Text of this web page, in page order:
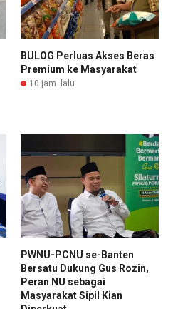
BULOG Perluas Akses Beras
Premium ke Masyarakat
10 jam lalu
PWNU-PCNU se-Banten
Bersatu Dukung Gus Rozin,
Peran NU sebagai
Masyarakat Sipil Kian